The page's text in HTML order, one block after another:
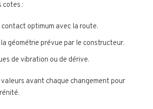
cotes :
contact optimum avec la route.
géométrie prévue par le constructeur.
de vibration ou de dérive.
avant chaque changement pour